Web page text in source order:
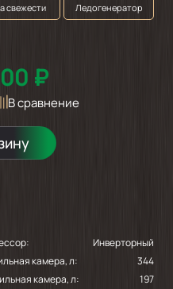
свежести
Ледогенератор
₽
В сравнение
Инверторный
камера, л:
344
камера, л:
197